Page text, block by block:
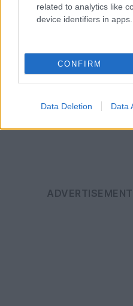
related to analytics like
device identifiers in apps.
CONFIRM
Data Deletion Data
News
για